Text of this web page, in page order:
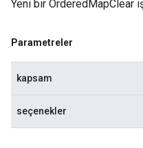
Yeni bir OrderedMapClear
Parametreler
kapsam
seçenekler